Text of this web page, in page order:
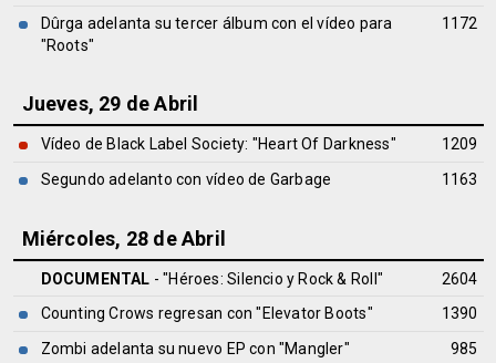
Dûrga adelanta su tercer álbum con el vídeo para
"Roots"
1172
Jueves, 29 de Abril
Vídeo de Black Label Society: "Heart Of Darkness"
1209
Segundo adelanto con vídeo de Garbage
1163
Miércoles, 28 de Abril
DOCUMENTAL - "Héroes: Silencio y Rock & Roll"
2604
Counting Crows regresan con "Elevator Boots"
1390
Zombi adelanta su nuevo EP con "Mangler"
985